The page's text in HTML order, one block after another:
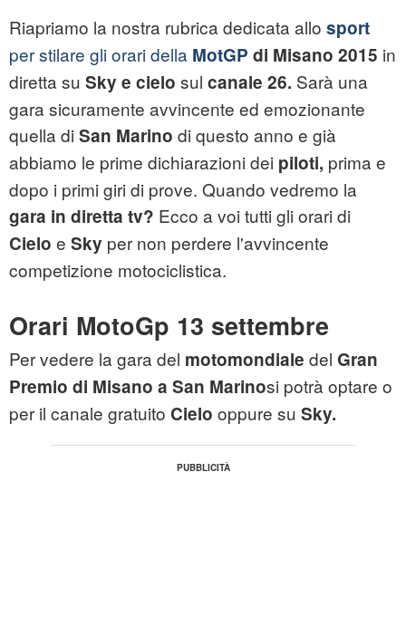
Riapriamo la nostra rubrica dedicata allo sport
per stilare gli orari della MotGP di Misano 2015 in
diretta su Sky e cielo sul canale 26. Sarà una
gara sicuramente avvincente ed emozionante
quella di San Marino di questo anno e già
abbiamo le prime dichiarazioni dei piloti, prima e
dopo i primi giri di prove. Quando vedremo la
gara in diretta tv? Ecco a voi tutti gli orari di
Cielo e Sky per non perdere l'avvincente
competizione motociclistica.
Orari MotoGp 13 settembre
Per vedere la gara del motomondiale del Gran
Premio di Misano a San Marinosi potrà optare o
per il canale gratuito Cielo oppure su Sky.